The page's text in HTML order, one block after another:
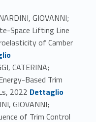
GIOVANNI;
Space Lifting Line
of Camber
CATERINA;
Based Trim
2022 Link identifier #identifier_person_76299-91
Dettaglio
GIOVANNI;
of Trim Control